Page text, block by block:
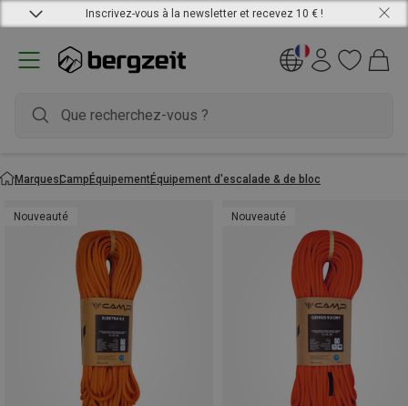
Inscrivez-vous à la newsletter et recevez 10 € !
MarquesCampÉquipementÉquipement d'escalade & de bloc
Nouveauté Nouveauté